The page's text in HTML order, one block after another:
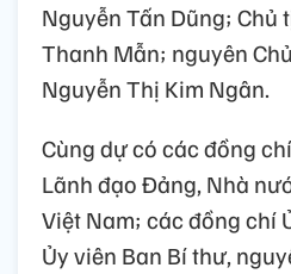
Nguyễn Tấn Dũng; Chủ
Thanh Mẫn; nguyên
Nguyễn Thị Kim Ngân.
Cùng dự có các đồng
Lãnh đạo Đảng, Nhà
Việt Nam; các đồng chí
Ủy viên Ban Bí thư,